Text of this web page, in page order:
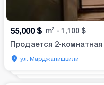
55,000 $ m² - 1,100 $
Продается 2-комнатная
ул. Марджанишвили